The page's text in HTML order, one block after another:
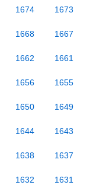
1674 1673
1668 1667
1662 1661
1656 1655
1650 1649
1644 1643
1638 1637
1632 1631